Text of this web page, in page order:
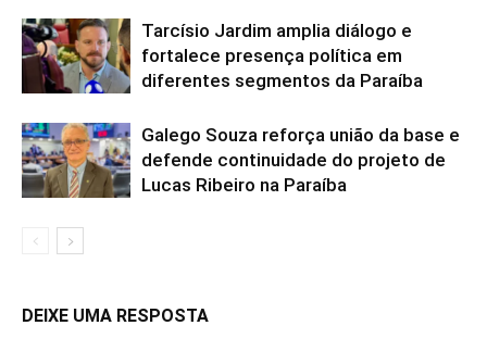
Tarcísio Jardim amplia diálogo e
fortalece presença política em
diferentes segmentos da Paraíba
Galego Souza reforça união da base e
defende continuidade do projeto de
Lucas Ribeiro na Paraíba
DEIXE UMA RESPOSTA